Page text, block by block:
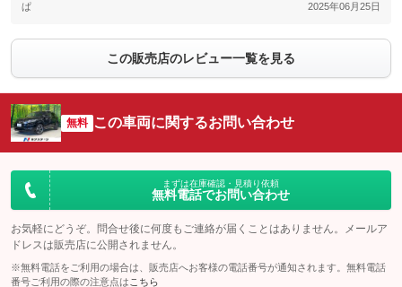
ぱ 2025年06月25日
この販売店のレビュー一覧を見る
無料 この車両に関するお問い合わせ
まずは在庫確認・見積り依頼
無料電話でお問い合わせ
お気軽にどうぞ。問合せ後に何度もご連絡が届くことはありません。メールア
ドレスは販売店に公開されません。
※無料電話をご利用の場合は、販売店へお客様の電話番号が通知されます。無料電話
番号ご利用の際の注意点は こちら